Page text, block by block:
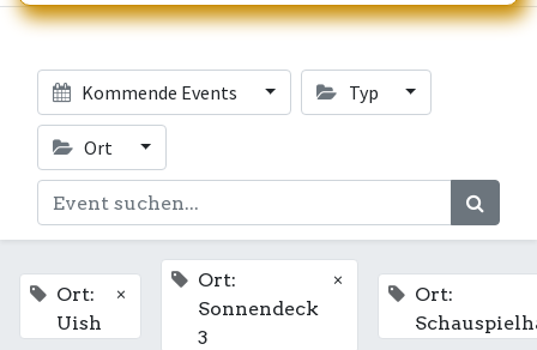
Kommende Events Typ
Ort
Ort:
Uish
×
Ort:
Sonnendeck
3
×
Ort: